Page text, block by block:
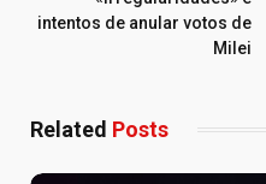
intentos de anular votos de
Milei
Related Posts